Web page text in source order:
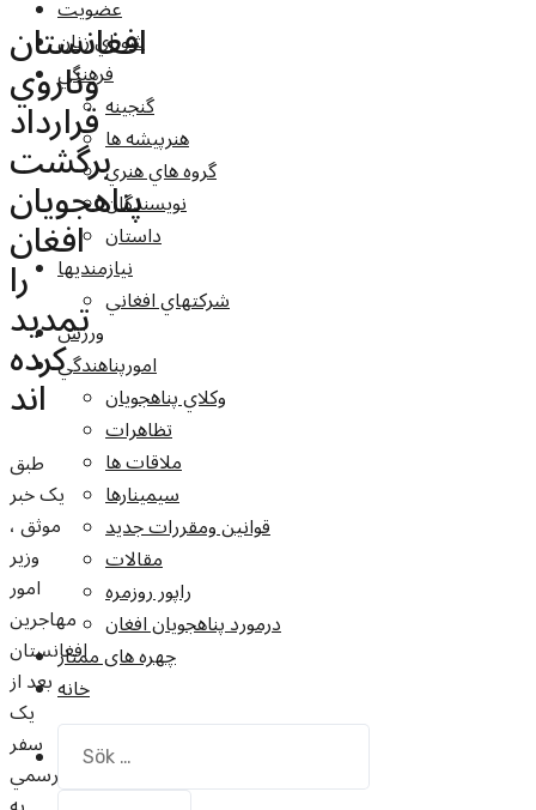
عضویت
شوراي زنان
فرهنگي
گنجينه
هنرپيشه ها
گروه هاي هنري
نويسندگان
داستان
نيازمنديها
شرکتهاي افغاني
ورزش
امورپناهندگي
وکلاي پناهجويان
تظاهرات
ملاقات ها
سيمينارها
قوانين ومقررات جديد
مقالات
راپور روزمره
درمورد پناهجويان افغان
چهره های ممتاز
خانه
efter:
افغانستان
وناروي
قرارداد
برگشت
پناهجويان
افغان
را
تمديد
کرده
اند
طبق
يک خبر
موثق ،
وزير
امور
مهاجرين
افغانستان
بعد از
يک
سفر
رسمي